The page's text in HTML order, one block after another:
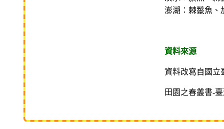
澎湖：棘鬣魚、
資料來源
資料改寫自國立
田園之春叢書-